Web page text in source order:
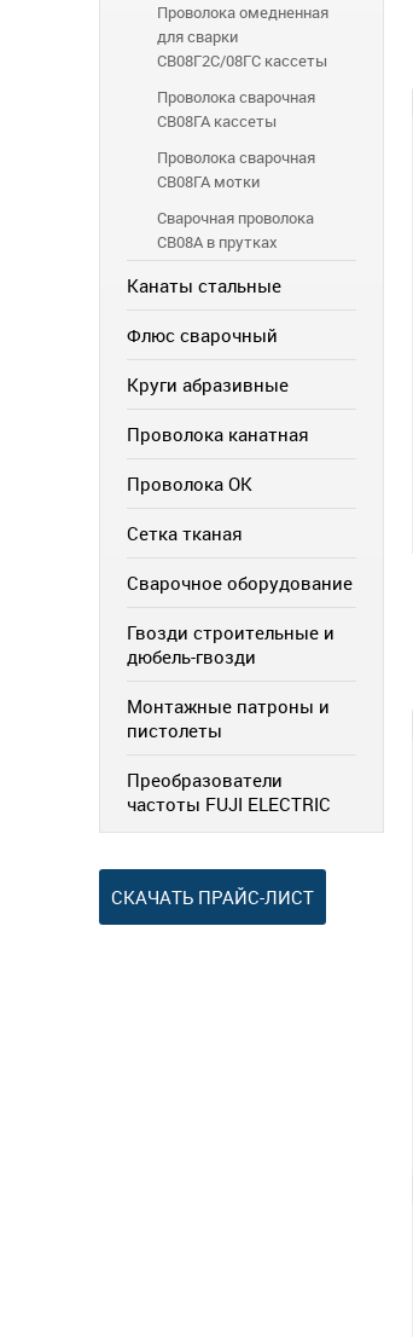
Проволока омедненная
для сварки
СВ08Г2С/08ГС кассеты
Проволока сварочная
СВ08ГА кассеты
Проволока сварочная
СВ08ГА мотки
Сварочная проволока
СВ08А в прутках
Канаты стальные
Флюс сварочный
Круги абразивные
Проволока канатная
Проволока ОК
Сетка тканая
Сварочное оборудование
Гвозди строительные и
дюбель-гвозди
Монтажные патроны и
пистолеты
Преобразователи
частоты FUJI ELECTRIC
СКАЧАТЬ ПРАЙС-ЛИСТ